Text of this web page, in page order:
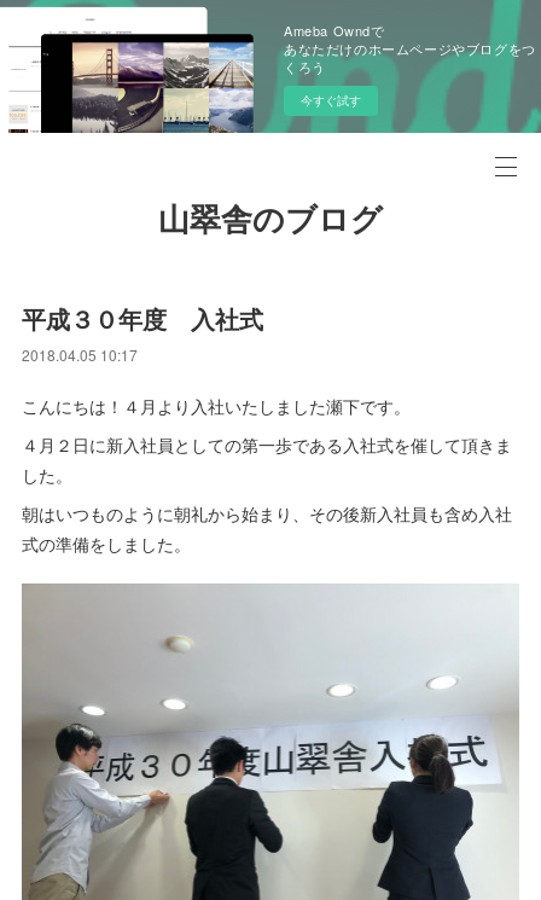
Ameba Owndで
あなただけのホームページやブログをつ
くろう
今すぐ試す
山翠舎のブログ
平成３０年度 入社式
2018.04.05 10:17
こんにちは！４月より入社いたしました瀬下です。
４月２日に新入社員としての第一歩である入社式を催して頂きま
した。
朝はいつものように朝礼から始まり、その後新入社員も含め入社
式の準備をしました。